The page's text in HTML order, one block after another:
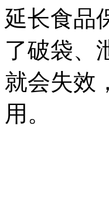
延长食品
了破袋、
就会失效
用。